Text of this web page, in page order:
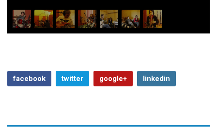
facebook twitter google+ linkedin